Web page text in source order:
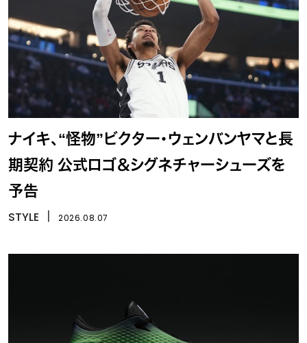
ナイキ、“怪物”ビクター・ウェンバンヤマと長
期契約 公式ロゴ＆シグネチャーシューズを
予告
STYLE 2026.08.07